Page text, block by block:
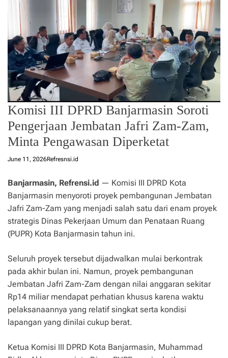
Komisi III DPRD Banjarmasin Soroti
Pengerjaan Jembatan Jafri Zam-Zam,
Minta Pengawasan Diperketat
June 11, 2026Refresnsi.id
Banjarmasin, Refrensi.id — Komisi III DPRD Kota
Banjarmasin menyoroti proyek pembangunan Jembatan
Jafri Zam-Zam yang menjadi salah satu dari enam proyek
strategis Dinas Pekerjaan Umum dan Penataan Ruang
(PUPR) Kota Banjarmasin tahun ini.
Seluruh proyek tersebut dijadwalkan mulai berkontrak
pada akhir bulan ini. Namun, proyek pembangunan
Jembatan Jafri Zam-Zam dengan nilai anggaran sekitar
Rp14 miliar mendapat perhatian khusus karena waktu
pelaksanaannya yang relatif singkat serta kondisi
lapangan yang dinilai cukup berat.
Ketua Komisi III DPRD Kota Banjarmasin, Muhammad